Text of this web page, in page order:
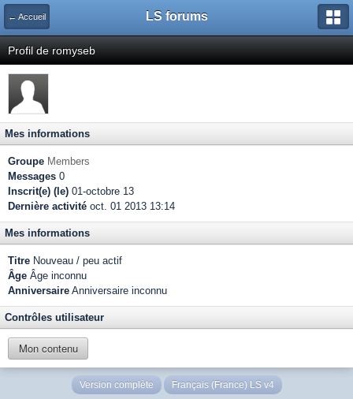
← Accueil LS forums
Profil de romyseb
Mes informations
Groupe Members
Messages 0
Inscrit(e) (le) 01-octobre 13
Dernière activité oct. 01 2013 13:14
Mes informations
Titre Nouveau / peu actif
Âge Âge inconnu
Anniversaire Anniversaire inconnu
Contrôles utilisateur
Mon contenu
Version complète Français (France) LS v4